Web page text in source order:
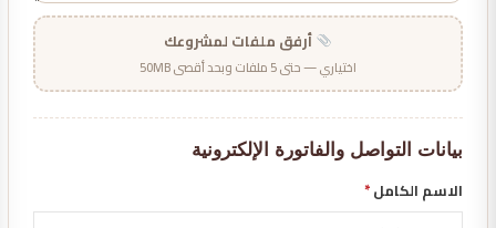
أرفق ملفات لمشروعك
اختياري — حتى 5 ملفات وبحد أقصى 50MB
بيانات التواصل والفاتورة الإلكترونية
الاسم الكامل*